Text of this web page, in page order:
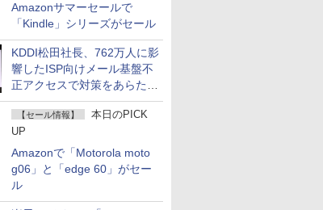
Amazonサマーセールで
「Kindle」シリーズがセール
KDDI松田社長、762万人に影
響したISP向けメール基盤不
正アクセスで対策をあらため
て説明
【セール情報】
本日のPICK
UP
Amazonで「Motorola moto
g06」と「edge 60」がセー
ル